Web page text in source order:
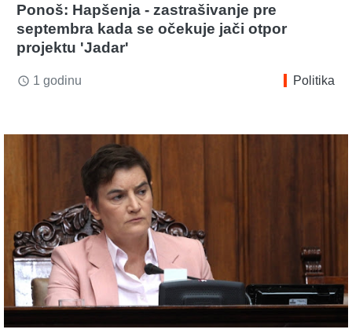
Ponoš: Hapšenja - zastrašivanje pre
septembra kada se očekuje jači otpor
projektu 'Jadar'
access_time 1 godinu Politika